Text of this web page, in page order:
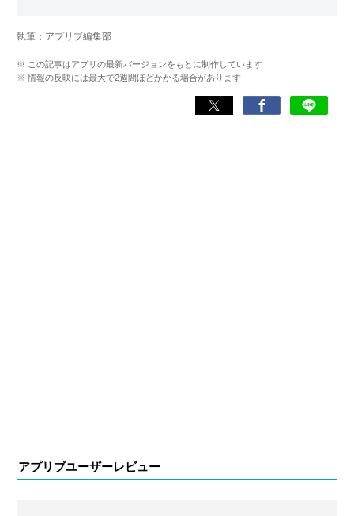
務めた後、文房具アプリの専門家として監修・ライター業
『TimeTree』『Measure』など700以上。
執筆：アプリブ編集部
※ この記事はアプリの最新バージョンをもとに制作しています
※ 情報の反映には最大で2週間ほどかかる場合があります
アプリブユーザーレビュー